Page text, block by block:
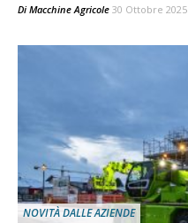
Di Macchine Agricole 30 Ottobre 2025
NOVITÀ DALLE AZIENDE